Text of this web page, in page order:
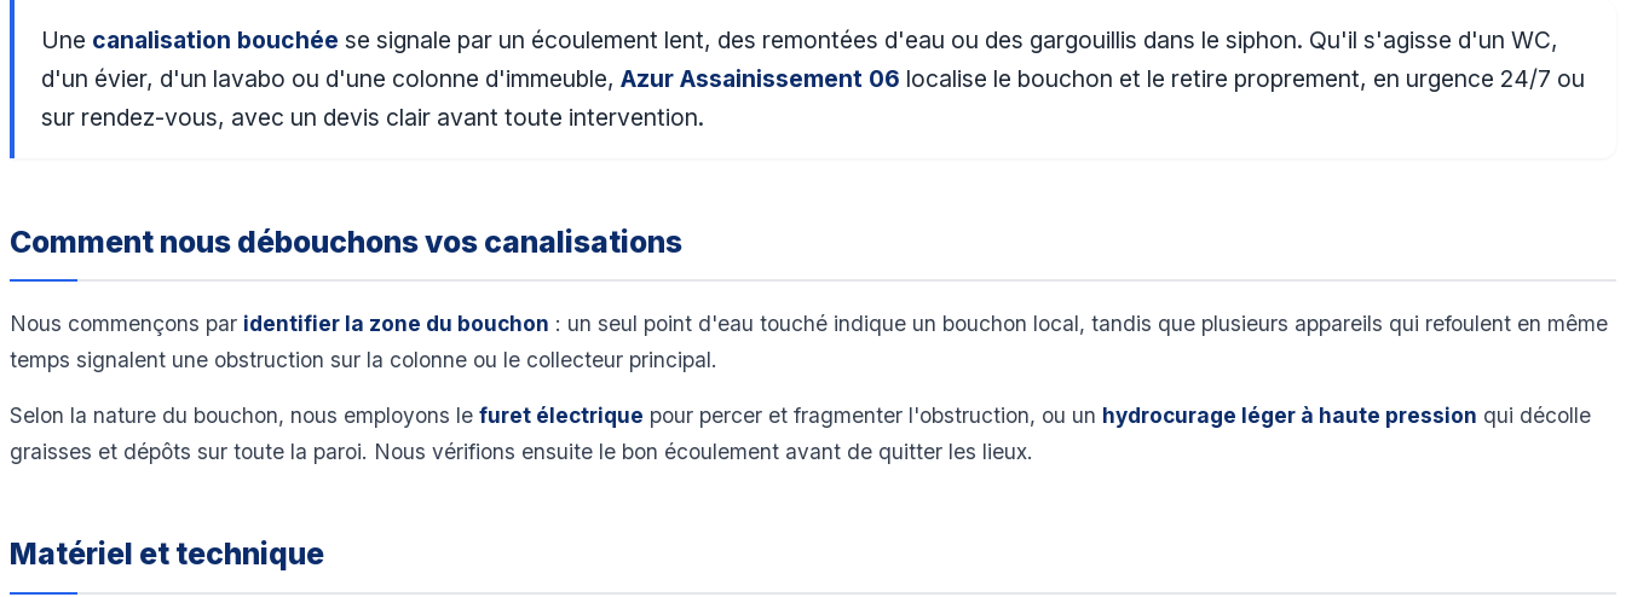
Une canalisation bouchée se signale par un écoulement lent, des remontées d'eau ou des gargouillis dans le siphon. Qu'il s'agisse d'un WC,
d'un évier, d'un lavabo ou d'une colonne d'immeuble,Azur Assainissement 06 localise le bouchon et le retire proprement, en urgence 24/7 ou
sur rendez-vous, avec un devis clair avant toute intervention.
Comment nous débouchons vos canalisations
Nous commençons par identifier la zone du bouchon : un seul point d'eau touché indique un bouchon local, tandis que plusieurs appareils qui refoulent en même
temps signalent une obstruction sur la colonne ou le collecteur principal.
Selon la nature du bouchon, nous employons le furet électrique pour percer et fragmenter l'obstruction, ou un hydrocurage léger à haute pression qui décolle
graisses et dépôts sur toute la paroi. Nous vérifions ensuite le bon écoulement avant de quitter les lieux.
Matériel et technique